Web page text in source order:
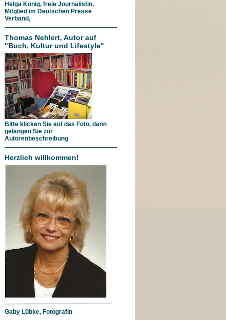
Helga König, freie Journalistin,
Mitglied im Deutschen Presse
Verband,
Thomas Nehlert, Autor auf
"Buch, Kultur und Lifestyle"
Bitte klicken Sie auf das Foto, dann
gelangen Sie zur
Autorenbeschreibung
Herzlich willkommen!
Gaby Lübke, Fotografin